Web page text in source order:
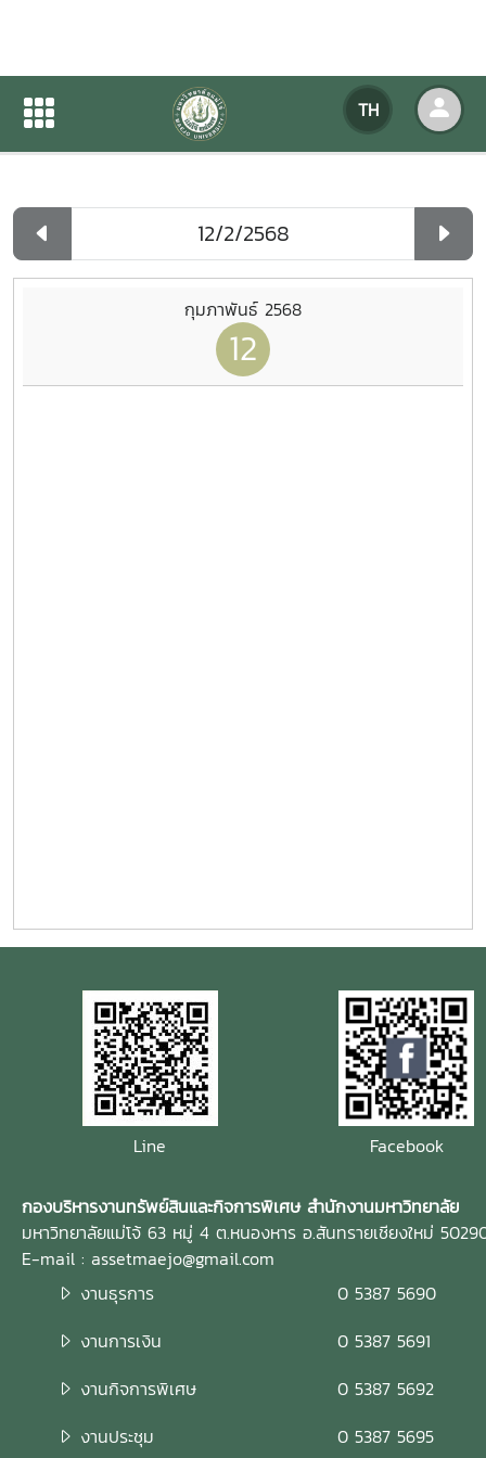
TH
ปฏิทินกิจกรรมของหน่วยงาน
ปฏิทินกิจกรรมของหน่วยงาน
กุมภาพันธ์ 2568
12
Line Facebook
กองบริหารงานทรัพย์สินและกิจการพิเศษ สำนักงานมหาวิทยาลัย
มหาวิทยาลัยแม่โจ้ 63 หมู่ 4 ต.หนองหาร อ.สันทรายเชียงใหม่
E-mail : assetmaejo@gmail.com
งานธุรการ
0 5387 5690
งานการเงิน
0 5387 5691
งานกิจการพิเศษ
0 5387 5692
งานประชุม
0 5387 5695